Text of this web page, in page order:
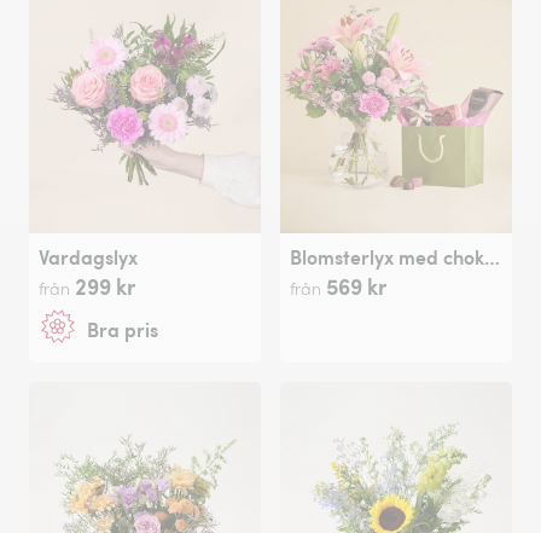
Vardagslyx
från 299 kr
Bra pris
Blomsterlyx med chokladpåse
från 569 kr